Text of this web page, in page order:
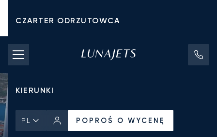
CZARTER ODRZUTOWCA
KOSZTY CZARTERU
PRYWATNE ODRZUTOWCE
KIERUNKI
PL POPROŚ O WYCENĘ